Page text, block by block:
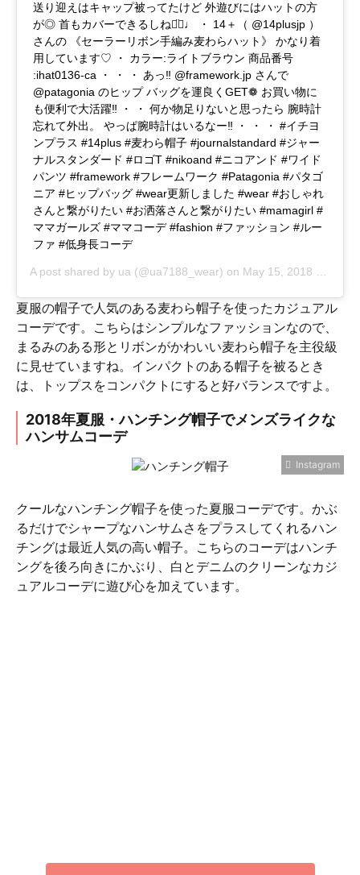
送り迎えはキャップ被ってたけど 外遊びにはハットの方
が◎ 首もカバーできるしね◡̈⃝♩ ・ 14＋（ @14plusjp ）
さんの 《セーラーリボン手編み麦わらハット》 かなり着
用しています♡ ・ カラー:ライトブラウン 商品番号
:ihat0136-ca ・ ・ ・ あっ‼︎ @framework.jp さんで
@patagonia のヒップ バッグを運良くGET❁ お買い物に
も便利で大活躍‼︎ ・ ・ 何か物足りないと思ったら 腕時計
忘れて外出。 やっぱ腕時計はいるなー‼︎ ・ ・ ・ #イチヨ
ンプラス #14plus #麦わら帽子 #journalstandard #ジャー
ナルスタンダード #ロゴT #nikoand #ニコアンド #ワイド
パンツ #framework #フレームワーク #Patagonia #パタゴ
ニア #ヒップバッグ #wear更新しました #wear #おしゃれ
さんと繋がりたい #お洒落さんと繋がりたい #mamagirl #
ママガールズ #ママコーデ #fashion #ファッション #ルー
ファ #低身長コーデ
A post shared by ua (@ua7188_wear) on May 15, 2018 at 4:44am PDT
夏服の帽子で人気のある麦わら帽子を使ったカジュアル
コーデです。こちらはシンプルなファッションなので、
まるみのある形とリボンがかわいい麦わら帽子を主役級
に見せていますね。インパクトのある帽子を被るとき
は、トップスをコンパクトにすると好バランスですよ。
2018年夏服・ハンチング帽子でメンズライクな
ハンサムコーデ
Instagram
クールなハンチング帽子を使った夏服コーデです。かぶ
るだけでシャープなハンサムさをプラスしてくれるハン
チングは最近人気の高い帽子。こちらのコーデはハンチ
ングを後ろ向きにかぶり、白とデニムのクリーンなカジ
ュアルコーデに遊び心を加えています。